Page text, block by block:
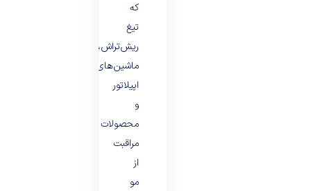
که
تیغ
ریش‌تراش،
ماشین‌های
اپیلاتور
و
محصولات
مراقبت
از
مو